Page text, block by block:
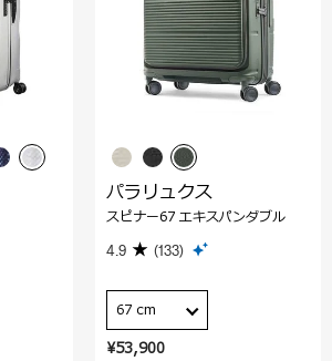
¥53,900
パラリュクス
スピナー67 エキスパンダブル
4.9 (133)
67 cm